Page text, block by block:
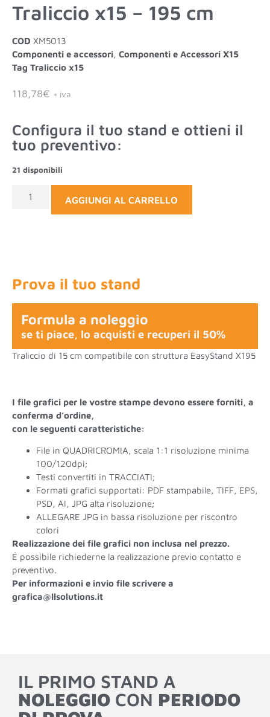
Traliccio x15 – 195 cm
COD XM5013
Componenti e accessori, Componenti e Accessori X15
Tag Traliccio x15
118,78€ + iva
Configura il tuo stand e ottieni il
tuo preventivo:
21 disponibili
AGGIUNGI AL CARRELLO
Prova il tuo stand
Formula a noleggio
se ti piace, lo acquisti e recuperi il 50%
Traliccio di 15 cm compatibile con struttura EasyStand X195
I file grafici per le vostre stampe devono essere forniti, a
conferma d’ordine,
con le seguenti caratteristiche:
File in QUADRICROMIA, scala 1:1 risoluzione minima
100/120dpi;
Testi convertiti in TRACCIATI;
Formati grafici supportati: PDF stampabile, TIFF, EPS,
PSD, AI, JPG alta risoluzione;
ALLEGARE JPG in bassa risoluzione per riscontro
colori
Realizzazione dei file grafici non inclusa nel prezzo.
É possibile richiederne la realizzazione previo contatto e
preventivo.
Per informazioni e invio file scrivere a
grafica@llsolutions.it
IL PRIMO STAND A
NOLEGGIO CON PERIODO